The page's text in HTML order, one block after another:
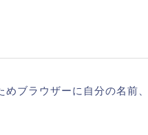
ブラウザーに自分の名前